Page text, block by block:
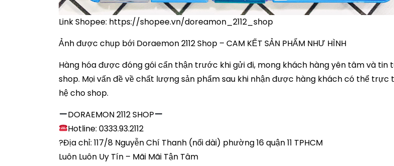
Link Shopee: https://shopee.vn/doreamon_2112_shop
Ảnh được chụp bới Doraemon 2112 Shop – CAM KẾT SẢN PHẨM NHƯ HÌNH
Hàng hóa được đóng gói cẩn thận trước khi gửi đi, mong khách hàng yên tâm và tin
shop. Mọi vấn đề về chất lượng sản phẩm sau khi nhận được hàng khách có thể trực
hệ cho shop.
DORAEMON 2112 SHOP
Hotline: 0333.93.2112
?Địa chỉ: 117/8 Nguyễn Chí Thanh (nối dài) phường 16 quận 11 TPHCM
Luôn Luôn Uy Tín – Mãi Mãi Tận Tâm